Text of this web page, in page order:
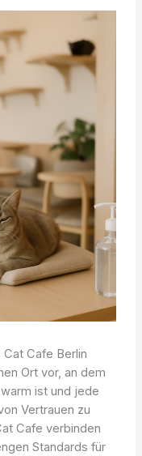
Cafe Berlin
Ort vor, an dem
ist und jede
Vertrauen zu
Cafe verbinden
Standards für